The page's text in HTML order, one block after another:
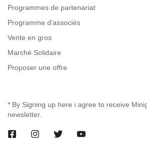
Programmes de partenariat
Programme d'associés
Vente en gros
Marché Solidaire
Proposer une offre
* By Signing up here i agree to receive
newsletter.